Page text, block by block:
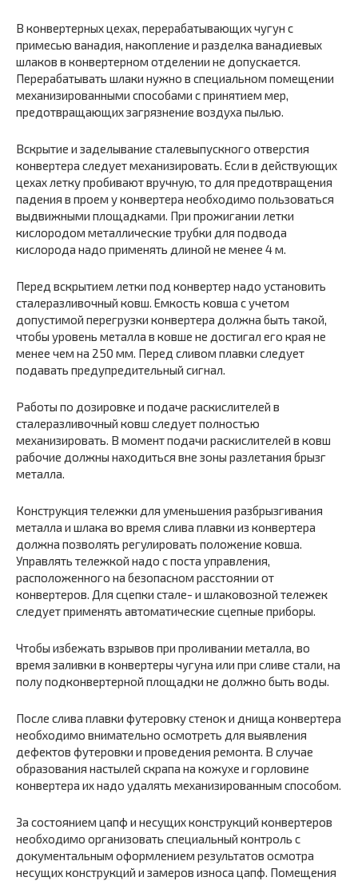
В конвертерных цехах, перерабатывающих чугун с
примесью ванадия, накопление и разделка ванадиевых
шлаков в конвертерном отделении не допускается.
Перерабатывать шлаки нужно в специальном помещении
механизированными способами с принятием мер,
предотвращающих загрязнение воздуха пылью.
Вскрытие и заделывание сталевыпускного отверстия
конвертера следует механизировать. Если в действующих
цехах летку пробивают вручную, то для предотвращения
падения в проем у конвертера необходимо пользоваться
выдвижными площадками. При прожигании летки
кислородом металлические трубки для подвода
кислорода надо применять длиной не менее 4 м.
Перед вскрытием летки под конвертер надо установить
сталеразливочный ковш. Емкость ковша с учетом
допустимой перегрузки конвертера должна быть такой,
чтобы уровень металла в ковше не достигал его края не
менее чем на 250 мм. Перед сливом плавки следует
подавать предупредительный сигнал.
Работы по дозировке и подаче раскислителей в
сталеразливочный ковш следует полностью
механизировать. В момент подачи раскислителей в ковш
рабочие должны находиться вне зоны разлетания брызг
металла.
Конструкция тележки для уменьшения разбрызгивания
металла и шлака во время слива плавки из конвертера
должна позволять регулировать положение ковша.
Управлять тележкой надо с поста управления,
расположенного на безопасном расстоянии от
конвертеров. Для сцепки стале- и шлаковозной тележек
следует применять автоматические сцепные приборы.
Чтобы избежать взрывов при проливании металла, во
время заливки в конвертеры чугуна или при сливе стали, на
полу подконвертерной площадки не должно быть воды.
После слива плавки футеровку стенок и днища конвертера
необходимо внимательно осмотреть для выявления
дефектов футеровки и проведения ремонта. В случае
образования настылей скрапа на кожухе и горловине
конвертера их надо удалять механизированным способом.
За состоянием цапф и несущих конструкций конвертеров
необходимо организовать специальный контроль с
документальным оформлением результатов осмотра
несущих конструкций и замеров износа цапф. Помещения